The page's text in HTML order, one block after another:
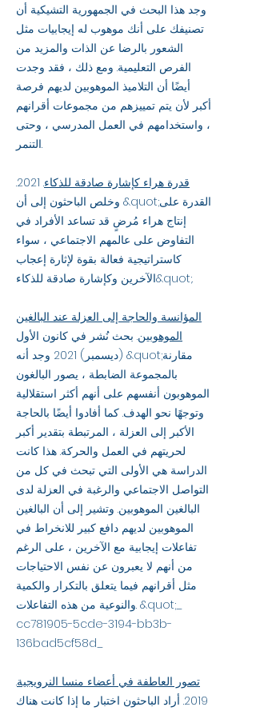
وجد هذا البحث في الجمهورية التشيكية أن
تصنيفك على أنك موهوب له إيجابيات مثل
الشعور بالرضا عن الذات والمزيد من
الفرص التعليمية. ومع ذلك ، فقد وجدت
أيضًا أن التلاميذ الموهوبين لديهم فرصة
أكبر لأن يتم تمييزهم من مجموعات أقرانهم
، واستخدامهم في العمل المدرسي ، وحتى
التنمر.
قدرة هراء كإشارة صادقة للذكاء
. 2021.
وخلص الباحثون إلى أن &quot;القدرة على
إنتاج هراء مُرضٍ قد تساعد الأفراد في
التفاوض على عالمهم الاجتماعي ، سواء
كاستراتيجية فعالة بقوة لإثارة إعجاب
الآخرين وكإشارة صادقة للذكاء&quot;.
المؤانسة والحاجة إلى العزلة عند البالغين
الموهوبين. بحث نُشر في كانون الأول
(ديسمبر) 2021 وجد أنه &quot;مقارنة
بالمجموعة الضابطة ، يصور البالغون
الموهوبون أنفسهم على أنهم أكثر استقلالية
وتوجهًا نحو الهدف. كما أفادوا أيضًا بالحاجة
الأكبر إلى العزلة ، المرتبطة بتقدير أكبر
لحريتهم في العمل والحركة. هذا كانت
الدراسة هي الأولى التي تبحث في كل من
التواصل الاجتماعي والرغبة في العزلة لدى
البالغين الموهوبين. وتشير إلى أن البالغين
الموهوبين لديهم دافع كبير للانخراط في
تفاعلات إيجابية مع الآخرين ، على الرغم
من أنهم لا يعبرون عن نفس الاحتياجات
مثل أقرانهم فيما يتعلق بالتكرار والكمية
والنوعية من هذه التفاعلات. &quot;_
cc781905-5cde-3194-bb3b-
136bad5cf58d_
تصور العاطفة في أعضاء منسا النرويجية.
2019. أراد الباحثون اختبار ما إذا كانت هناك